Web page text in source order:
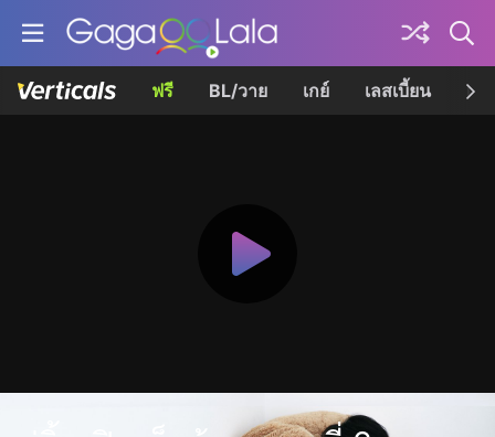
ฟรี BL/วาย เกย์ เลสเบี้ยน เค